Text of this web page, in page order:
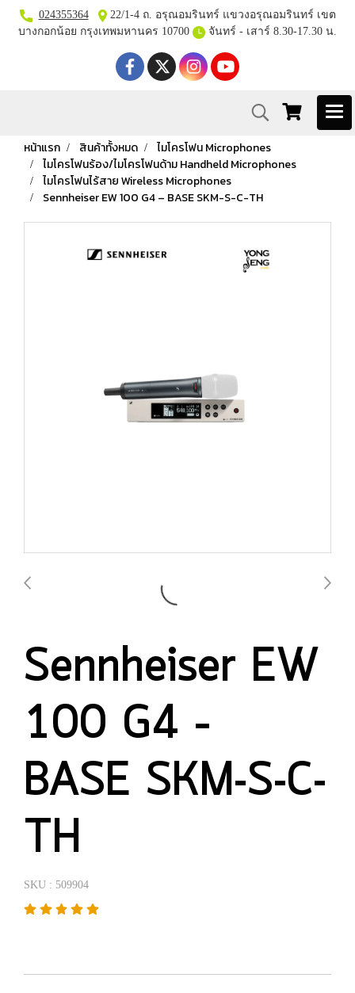
024355364
22/1-4 ถ. อรุณอมรินทร์ แขวงอรุณอมรินทร์ เขต
บางกอกน้อย กรุงเทพมหานคร 10700
จันทร์ - เสาร์ 8.30-17.30 น.
หน้าแรก สินค้าทั้งหมด
ไมโครโฟน Microphones
ไมโครโฟนร้อง/ไมโครโฟนด้าม Handheld Microphones
ไมโครโฟนไร้สาย Wireless Microphones
Sennheiser EW 100 G4 – BASE SKM-S-C-TH
Sennheiser EW
100 G4 –
BASE SKM-S-C-
TH
SKU : 509904